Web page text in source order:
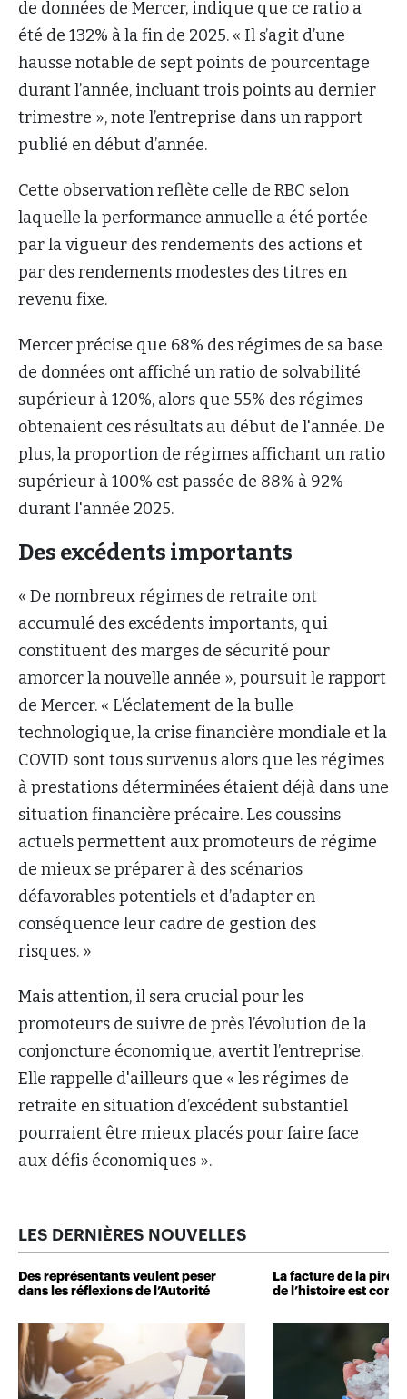
de données de Mercer, indique que ce ratio a
été de 132% à la fin de 2025. « Il s’agit d’une
hausse notable de sept points de pourcentage
durant l’année, incluant trois points au dernier
trimestre », note l’entreprise dans un rapport
publié en début d’année.
Cette observation reflète celle de RBC selon
laquelle la performance annuelle a été portée
par la vigueur des rendements des actions et
par des rendements modestes des titres en
revenu fixe.
Mercer précise que 68% des régimes de sa base
de données ont affiché un ratio de solvabilité
supérieur à 120%, alors que 55% des régimes
obtenaient ces résultats au début de l'année. De
plus, la proportion de régimes affichant un ratio
supérieur à 100% est passée de 88% à 92%
durant l'année 2025.
Des excédents importants
« De nombreux régimes de retraite ont
accumulé des excédents importants, qui
constituent des marges de sécurité pour
amorcer la nouvelle année », poursuit le rapport
de Mercer. « L’éclatement de la bulle
technologique, la crise financière mondiale et la
COVID sont tous survenus alors que les régimes
à prestations déterminées étaient déjà dans une
situation financière précaire. Les coussins
actuels permettent aux promoteurs de régime
de mieux se préparer à des scénarios
défavorables potentiels et d’adapter en
conséquence leur cadre de gestion des
risques. »
Mais attention, il sera crucial pour les
promoteurs de suivre de près l’évolution de la
conjoncture économique, avertit l’entreprise.
Elle rappelle d'ailleurs que « les régimes de
retraite en situation d’excédent substantiel
pourraient être mieux placés pour faire face
aux défis économiques ».
LES DERNIÈRES NOUVELLES
Des représentants veulent peser
dans les réflexions de l’Autorité
La facture de la pire
de l’histoire est